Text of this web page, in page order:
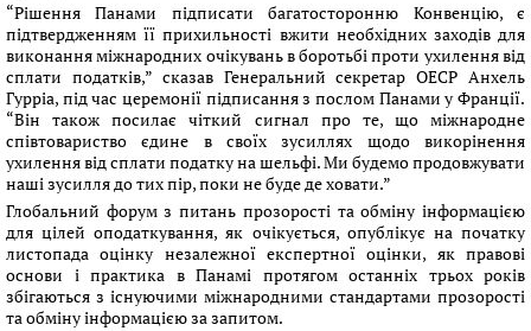
“Рішення Панами підписати багатосторонню Конвенцію, є
підтвердженням її прихильності вжити необхідних заходів для
виконання міжнародних очікувань в боротьбі проти ухилення від
сплати податків,” сказав Генеральний секретар ОЕСР Анхель
Гурріа, під час церемонії підписання з послом Панами у Франції.
“Він також посилає чіткий сигнал про те, що міжнародне
співтовариство єдине в своїх зусиллях щодо викорінення
ухилення від сплати податку на шельфі. Ми будемо продовжувати
наші зусилля до тих пір, поки не буде де ховати.”
Глобальний форум з питань прозорості та обміну інформацією
для цілей оподаткування, як очікується, опублікує на початку
листопада оцінку незалежної експертної оцінки, як правові
основи і практика в Панамі протягом останніх трьох років
збігаються з існуючими міжнародними стандартами прозорості
та обміну інформацією за запитом.